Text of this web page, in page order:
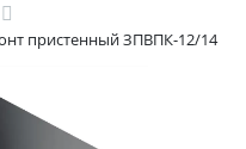
пристенный ЗПВПК-12/14